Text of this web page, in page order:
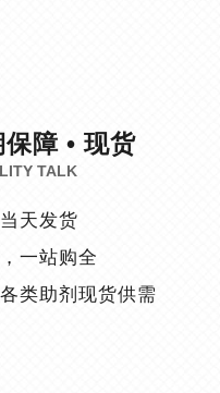
障 • 现货
TALK
天发货
一站购全
类助剂现货供需